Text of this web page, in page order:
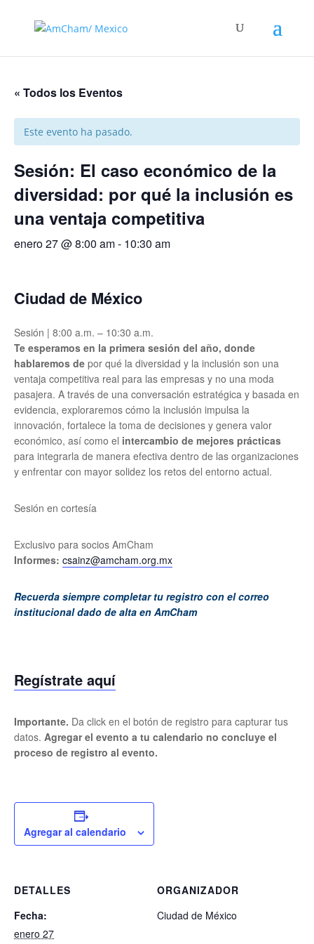
« Todos los Eventos
Este evento ha pasado.
Sesión: El caso económico de la
diversidad: por qué la inclusión es
una ventaja competitiva
enero 27 @ 8:00 am- 10:30 am
Ciudad de México
Sesión | 8:00 a.m. – 10:30 a.m.
Te esperamos en la primera sesión del año, donde
hablaremos de por qué la diversidad y la inclusión son una
ventaja competitiva real para las empresas y no una moda
pasajera. A través de una conversación estratégica y basada en
evidencia, exploraremos cómo la inclusión impulsa la
innovación, fortalece la toma de decisiones y genera valor
económico, así como el intercambio de mejores prácticas
para integrarla de manera efectiva dentro de las organizaciones
y enfrentar con mayor solidez los retos del entorno actual.
Sesión en cortesía
Exclusivo para socios AmCham
Informes: csainz@amcham.org.mx
Recuerda siempre completar tu registro con el correo
institucional dado de alta en AmCham
Regístrate aquí
Importante. Da click en el botón de registro para capturar tus
datos. Agregar el evento a tu calendario no concluye el
proceso de registro al evento.
Agregar al calendario
DETALLES
Fecha:
enero 27
ORGANIZADOR
Ciudad de México